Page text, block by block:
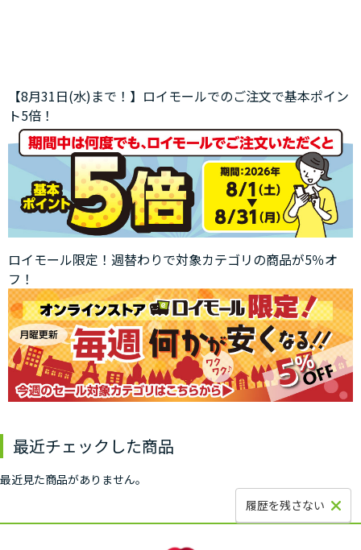
【8月31日(水)まで！】ロイモールでのご注文で基本ポイン
ト5倍！
ロイモール限定！週替わりで対象カテゴリの商品が5％オ
フ！
最近チェックした商品
最近見た商品がありません。
履歴を残さない